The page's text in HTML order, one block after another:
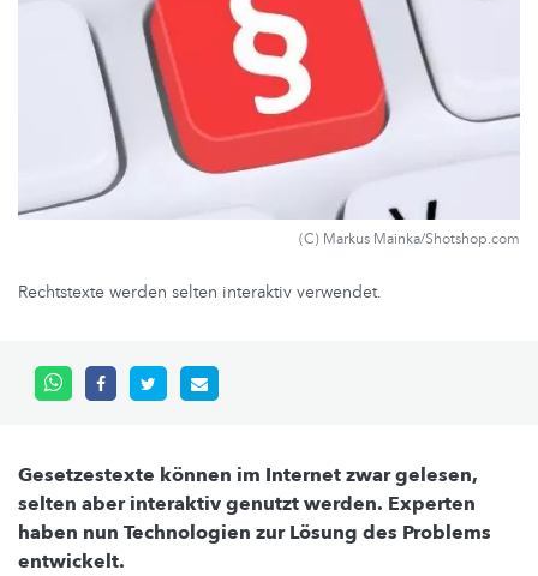
(C) Markus Mainka/Shotshop.com
Rechtstexte werden selten interaktiv verwendet.
Gesetzestexte können im Internet zwar gelesen,
selten aber interaktiv genutzt werden. Experten
haben nun Technologien zur Lösung des Problems
entwickelt.